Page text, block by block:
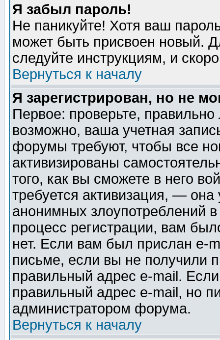
Я забыл пароль!
Не паникуйте! Хотя ваш
может быть присвоен новый.
следуйте инструкциям, и
Вернуться к началу
Я зарегистрирован, но не
Первое: проверьте,
возможно, ваша учетная
форумы требуют, чтобы все
активизированы
того, как вы сможете в него
требуется активизация, —
анонимных злоупотреблений
процесс регистрации, вам
нет. Если вам был прислан e-
письме, если вы не получили
правильный адрес e-mail.
правильный адрес e-mail, но
администратором форума.
Вернуться к началу